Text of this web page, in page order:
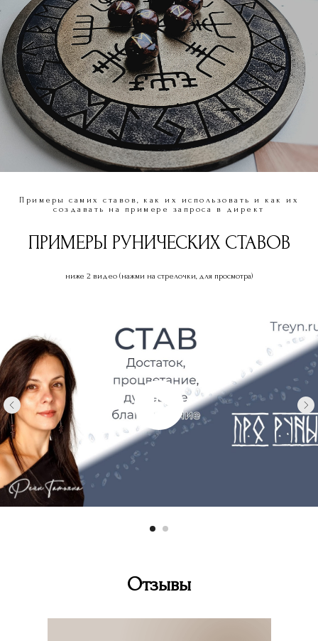
Примеры самих ставов, как их использовать и как их
создавать на примере запроса в директ
ПРИМЕРЫ РУНИЧЕСКИХ СТАВОВ
ниже 2 видео (нажми на стрелочки, для просмотра)
Отзывы